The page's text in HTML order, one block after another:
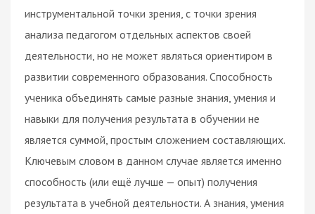
инструментальной точки зрения, с точки зрения
анализа педагогом отдельных аспектов своей
деятельности, но не может являться ориентиром в
развитии современного образования. Способность
ученика объединять самые разные знания, умения и
навыки для получения результата в обучении не
является суммой, простым сложением составляющих.
Ключевым словом в данном случае является именно
способность (или ещё лучше — опыт) получения
результата в учебной деятельности. А знания, умения